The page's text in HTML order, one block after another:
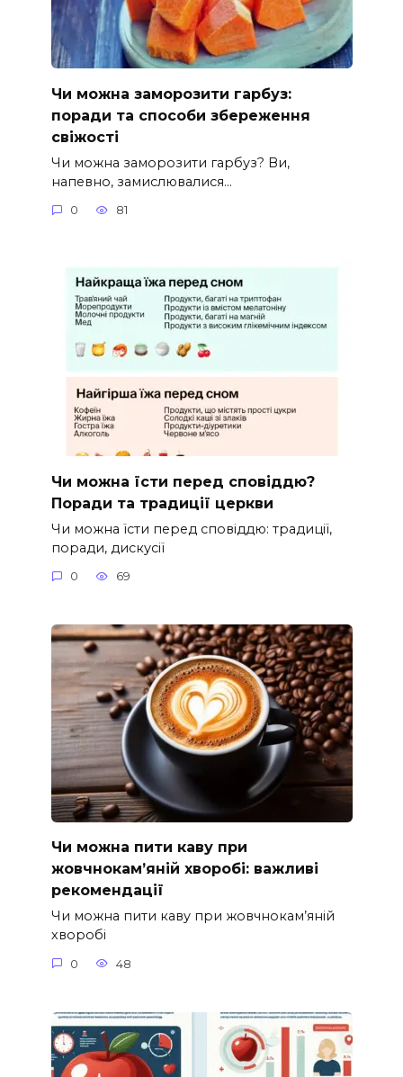
Чи можна заморозити гарбуз:
поради та способи збереження
свіжості
Чи можна заморозити гарбуз? Ви,
напевно, замислювалися…
0 81
Чи можна їсти перед сповіддю?
Поради та традиції церкви
Чи можна їсти перед сповіддю: традиції,
поради, дискусії
0 69
Чи можна пити каву при
жовчнокам’яній хворобі: важливі
рекомендації
Чи можна пити каву при жовчнокам’яній
хворобі
0 48